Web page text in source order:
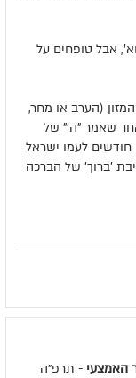
אבל טופחים על
(הערב או מחר,
שאמר "ה'" של
חודשים לעמו ישראל
'ברוך' של הברכה
האמצעי - תרפ״ה